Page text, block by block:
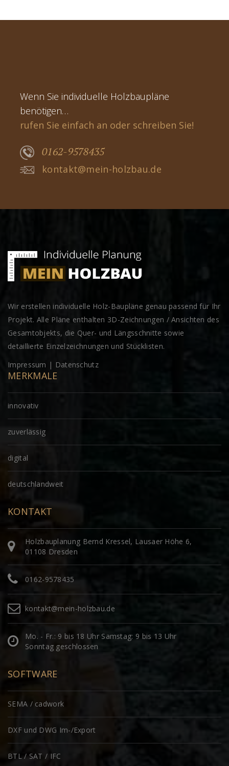
Wenn Sie individuelle Holzbaupläne
benötigen…
rufen Sie einfach an oder schreiben Sie!
0162-9578435
kontakt@mein-holzbau.de
Wir erstellen individuelle Holz-Baupläne genau passend für Ihr
Projekt. Alle Pläne enthalten 3D-Zeichnungen / Ansichten des
Gesamtobjekts, die Quer- und Längsschnitte sowie
detaillierte Einzelzeichnungen und Stücklisten.
Impressum | Datenschutz
MERKMALE
innovativ
zuverlässig
digital
deutschlandweit
KONTAKT
Holzbauplanung Bernd Kressel, Lausaer Höhe 6,
01108 Dresden
0162-9578435
kontakt@mein-holzbau.de
Mo. - Fr.: 9 bis 18 Uhr Samstag: 9 bis 13 Uhr
Sonntag geschlossen
SOFTWARE
SEMA / cadwork
DXF und DWG Im-/Export
BTL / SAT / IFC